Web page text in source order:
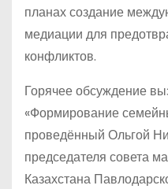
планах создание
медиации для
конфликтов.
Горячее обсуждение
«Формирование
проведённый Ольгой
председателя совета
Казахстана